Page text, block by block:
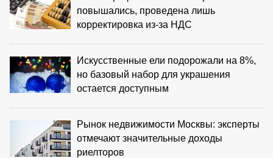
повышались, проведена лишь
корректировка из‑за НДС
Искусственные ели подорожали на 8%,
но базовый набор для украшения
остается доступным
Рынок недвижимости Москвы: эксперты
отмечают значительные доходы
риелторов